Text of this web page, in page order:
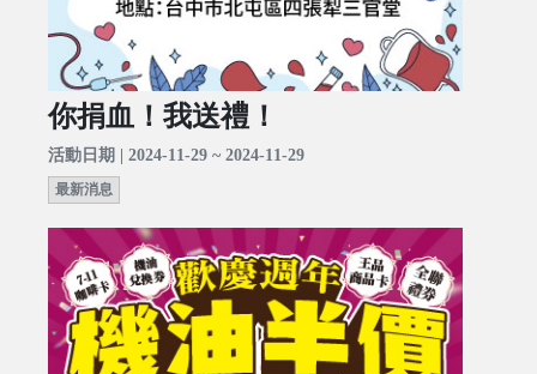
你捐血！我送禮！
活動日期 | 2024-11-29 ~ 2024-11-29
最新消息